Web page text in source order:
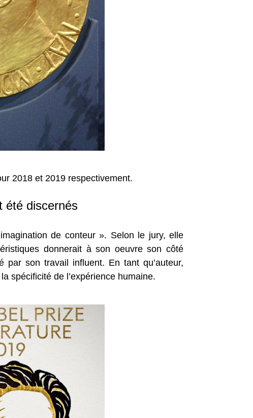
2018 et 2019 respectivement.
été discernés
de conteur ». Selon le jury, elle
donnerait à son oeuvre son côté
par son travail influent. En tant qu’auteur,
spécificité de l’expérience humaine.